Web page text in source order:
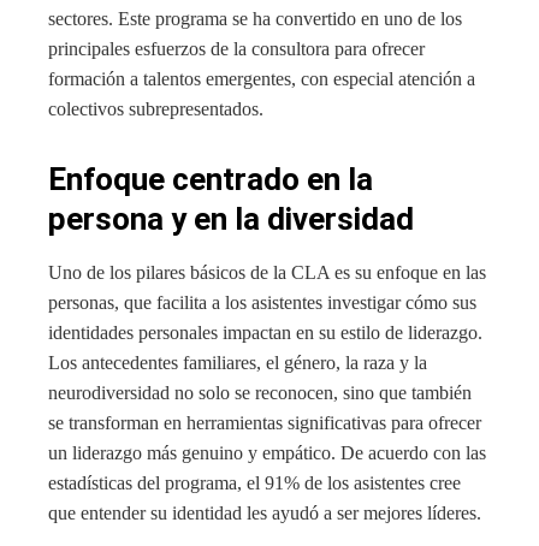
sectores. Este programa se ha convertido en uno de los
principales esfuerzos de la consultora para ofrecer
formación a talentos emergentes, con especial atención a
colectivos subrepresentados.
Enfoque centrado en la
persona y en la diversidad
Uno de los pilares básicos de la CLA es su enfoque en las
personas, que facilita a los asistentes investigar cómo sus
identidades personales impactan en su estilo de liderazgo.
Los antecedentes familiares, el género, la raza y la
neurodiversidad no solo se reconocen, sino que también
se transforman en herramientas significativas para ofrecer
un liderazgo más genuino y empático. De acuerdo con las
estadísticas del programa, el 91% de los asistentes cree
que entender su identidad les ayudó a ser mejores líderes.